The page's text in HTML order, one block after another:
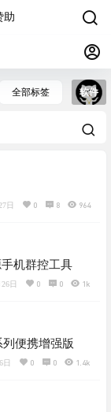
助
全部标签 软件
日 0 8 964
机群控工具
日 0 0 1k
便携增强版
日 0 0 1.4k